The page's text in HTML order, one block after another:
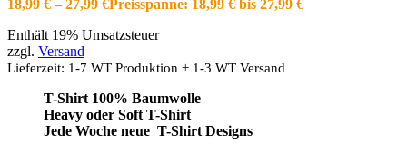
18,99 € –27,99 €Preisspanne: 18,99 € bis 27,99 €
Enthält 19% Umsatzsteuer
zzgl. Versand
Lieferzeit: 1-7 WT Produktion + 1-3 WT Versand
T-Shirt 100% Baumwolle
Heavy oder Soft T-Shirt
Jede Woche neue T-Shirt Designs